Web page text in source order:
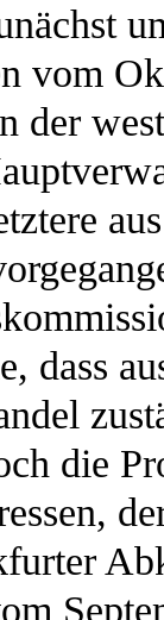
vom
der
dass
die